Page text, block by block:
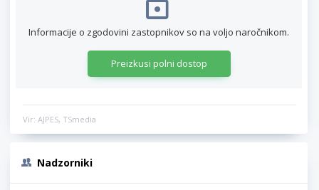
Informacije o zgodovini zastopnikov so na voljo naročnikom.
Preizkusi polni dostop
Vir: AJPES, TSmedia
Nadzorniki